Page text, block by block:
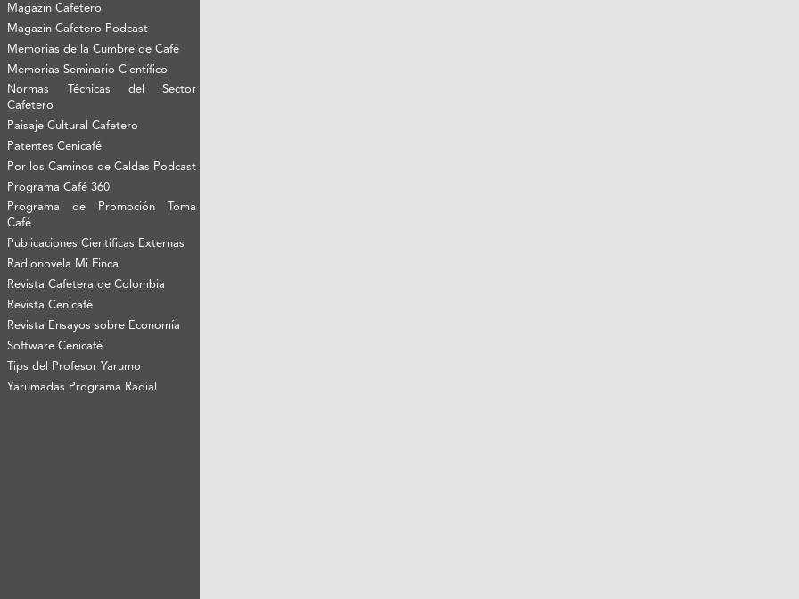
Magazín Cafetero
Magazín Cafetero Podcast
Memorias de la Cumbre de Café
Memorias Seminario Científico
Normas Técnicas del Sector
Cafetero
Paisaje Cultural Cafetero
Patentes Cenicafé
Por los Caminos de Caldas Podcast
Programa Café 360
Programa de Promoción Toma
Café
Publicaciones Científicas Externas
Radionovela Mi Finca
Revista Cafetera de Colombia
Revista Cenicafé
Revista Ensayos sobre Economía
Software Cenicafé
Tips del Profesor Yarumo
Yarumadas Programa Radial